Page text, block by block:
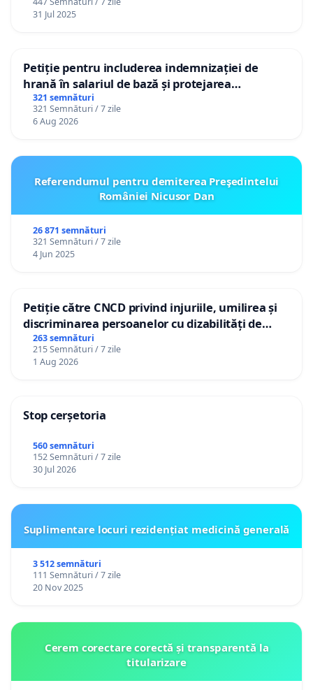
31 Jul 2025
Petiție pentru includerea indemnizației de
hrană în salariul de bază și protejarea
gradațiilor de vechime pentru asistenții
personali
321 semnături
321 Semnături / 7 zile
6 Aug 2026
Referendumul pentru demiterea Preşedintelui
României Nicusor Dan
26 871 semnături
321 Semnături / 7 zile
4 Jun 2025
Petiție către CNCD privind injuriile, umilirea și
discriminarea persoanelor cu dizabilități de
către utilizatorul TikTok „Gorici”
263 semnături
215 Semnături / 7 zile
1 Aug 2026
Stop cerșetoria
560 semnături
152 Semnături / 7 zile
30 Jul 2026
Suplimentare locuri rezidențiat medicină generală
3 512 semnături
111 Semnături / 7 zile
20 Nov 2025
Cerem corectare corectă și transparentă la
titularizare